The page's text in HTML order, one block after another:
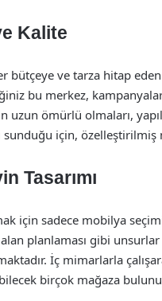
Kalite
bütçeye ve tarza hitap
bu merkez,
uzun ömürlü olmaları,
sunduğu için,
Tasarımı
için sadece mobilya
planlaması gibi
İç mimarlarla
birçok mağaza